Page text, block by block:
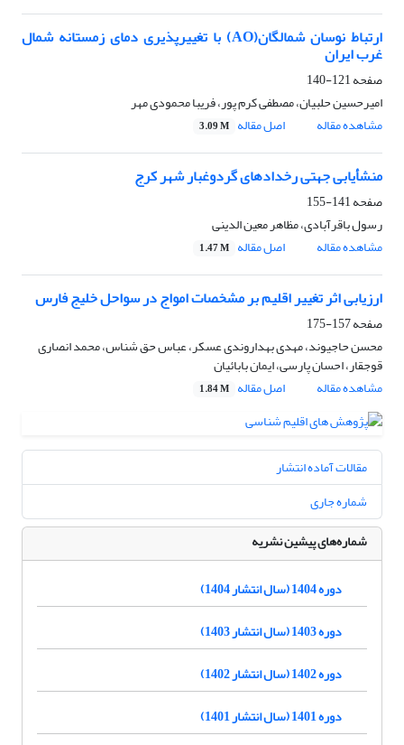
ارتباط نوسان شمالگان(AO) با تغییرپذیری دمای زمستانه شمال
غرب ایران
صفحه121-140
امیرحسین حلبیان، مصطفی کرم پور، فریبا محمودی مهر
مشاهده مقاله
اصل مقاله 3.09 M
منشأیابی جهتی رخدادهای گردوغبار شهر کرج
صفحه141-155
رسول باقرآبادی، مظاهر معین الدینی
مشاهده مقاله
اصل مقاله 1.47 M
ارزیابی اثر تغییر اقلیم بر مشخصات امواج در سواحل خلیج فارس
صفحه157-175
محسن حاجیوند، مهدی بهداروندی عسکر، عباس حق شناس، محمد انصاری
قوجقار، احسان پارسی، ایمان بابائیان
مشاهده مقاله
اصل مقاله 1.84 M
مقالات آماده انتشار
شماره جاری
شماره‌های پیشین نشریه
دوره 1404 (سال انتشار 1404)
دوره 1403 (سال انتشار 1403)
دوره 1402 (سال انتشار 1402)
دوره 1401 (سال انتشار 1401)